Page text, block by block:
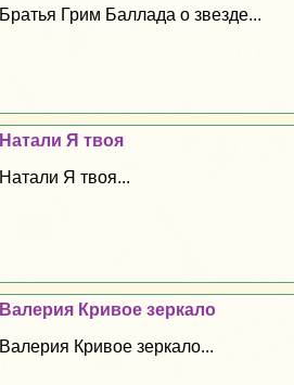
Братья Грим Баллада о звезде...
Натали Я твоя
Натали Я твоя...
Валерия Кривое зеркало
Валерия Кривое зеркало...